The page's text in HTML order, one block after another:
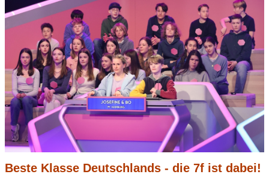
Beste Klasse Deutschlands - die 7f ist dabei!